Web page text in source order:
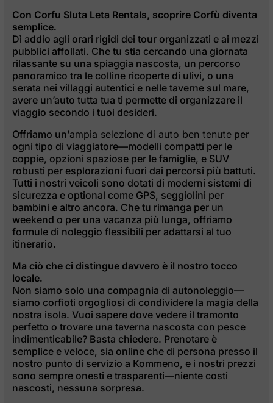
Con Corfu Sluta Leta Rentals, scoprire Corfù diventa
semplice.
Dì addio agli orari rigidi dei tour organizzati e ai mezzi
pubblici affollati. Che tu stia cercando una giornata
rilassante su una spiaggia nascosta, un percorso
panoramico tra le colline ricoperte di ulivi, o una
serata nei villaggi autentici e nelle taverne sul mare,
avere un’auto tutta tua ti permette di organizzare il
viaggio secondo i tuoi desideri.
Offriamo un’ampia selezione di auto ben tenute per
ogni tipo di viaggiatore—modelli compatti per le
coppie, opzioni spaziose per le famiglie, e SUV
robusti per esplorazioni fuori dai percorsi più battuti.
Tutti i nostri veicoli sono dotati di moderni sistemi di
sicurezza e optional come GPS, seggiolini per
bambini e altro ancora. Che tu rimanga per un
weekend o per una vacanza più lunga, offriamo
formule di noleggio flessibili per adattarsi al tuo
itinerario.
Ma ciò che ci distingue davvero è il nostro tocco
locale.
Non siamo solo una compagnia di autonoleggio—
siamo corfioti orgogliosi di condividere la magia della
nostra isola. Vuoi sapere dove vedere il tramonto
perfetto o trovare una taverna nascosta con pesce
indimenticabile? Basta chiedere. Prenotare è
semplice e veloce, sia online che di persona presso il
nostro punto di servizio a Kommeno, e i nostri prezzi
sono sempre onesti e trasparenti—niente costi
nascosti, nessuna sorpresa.